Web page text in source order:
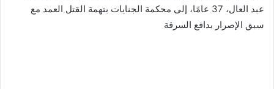
عبد العال، 37 عامًا، إلى محكمة الجنايات بتهمة القتل العمد مع
سبق الإصرار بدافع السرقة